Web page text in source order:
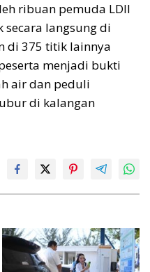
ribuan pemuda LDII
langsung di
di 375 titik lainnya
menjadi bukti
air dan peduli
di kalangan